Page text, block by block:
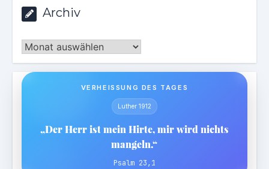
Archiv
Archiv
VERHEISSUNG DES TAGES
Luther 1912
„Der Herr ist mein Hirte, mir wird nichts
mangeln.“
Psalm 23,1